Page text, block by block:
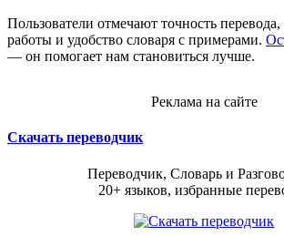
Пользователи отмечают точность
работы и удобство словаря с примерами.
— он помогает нам становиться лучше.
Реклама на сайте
Скачать переводчик
Переводчик, Словарь и
20+ языков, избранные